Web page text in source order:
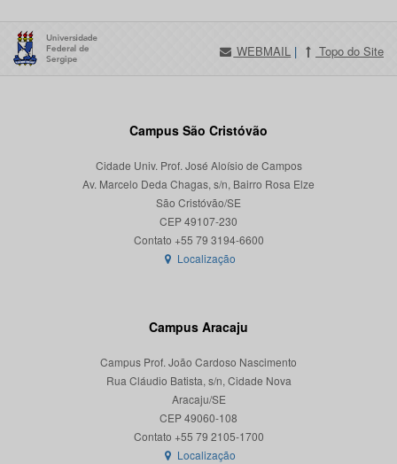
WEBMAIL | Topo do Site
Campus São Cristóvão
Cidade Univ. Prof. José Aloísio de Campos
Av. Marcelo Deda Chagas, s/n, Bairro Rosa Elze
São Cristóvão/SE
CEP 49107-230
Localização
Campus Aracaju
Campus Prof. João Cardoso Nascimento
Rua Cláudio Batista, s/n, Cidade Nova
Aracaju/SE
CEP 49060-108
Localização